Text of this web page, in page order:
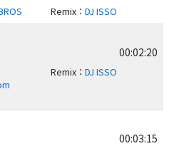
Remix： DJ ISSO
00:02:20
Remix： DJ ISSO
00:03:15